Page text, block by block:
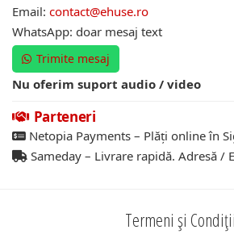
Email: contact@ehuse.ro
WhatsApp: doar mesaj text
Trimite mesaj
Nu oferim suport audio / video
Parteneri
Netopia Payments – Plăți online în
Sameday – Livrare rapidă. Adresă /
Termeni și Condiții